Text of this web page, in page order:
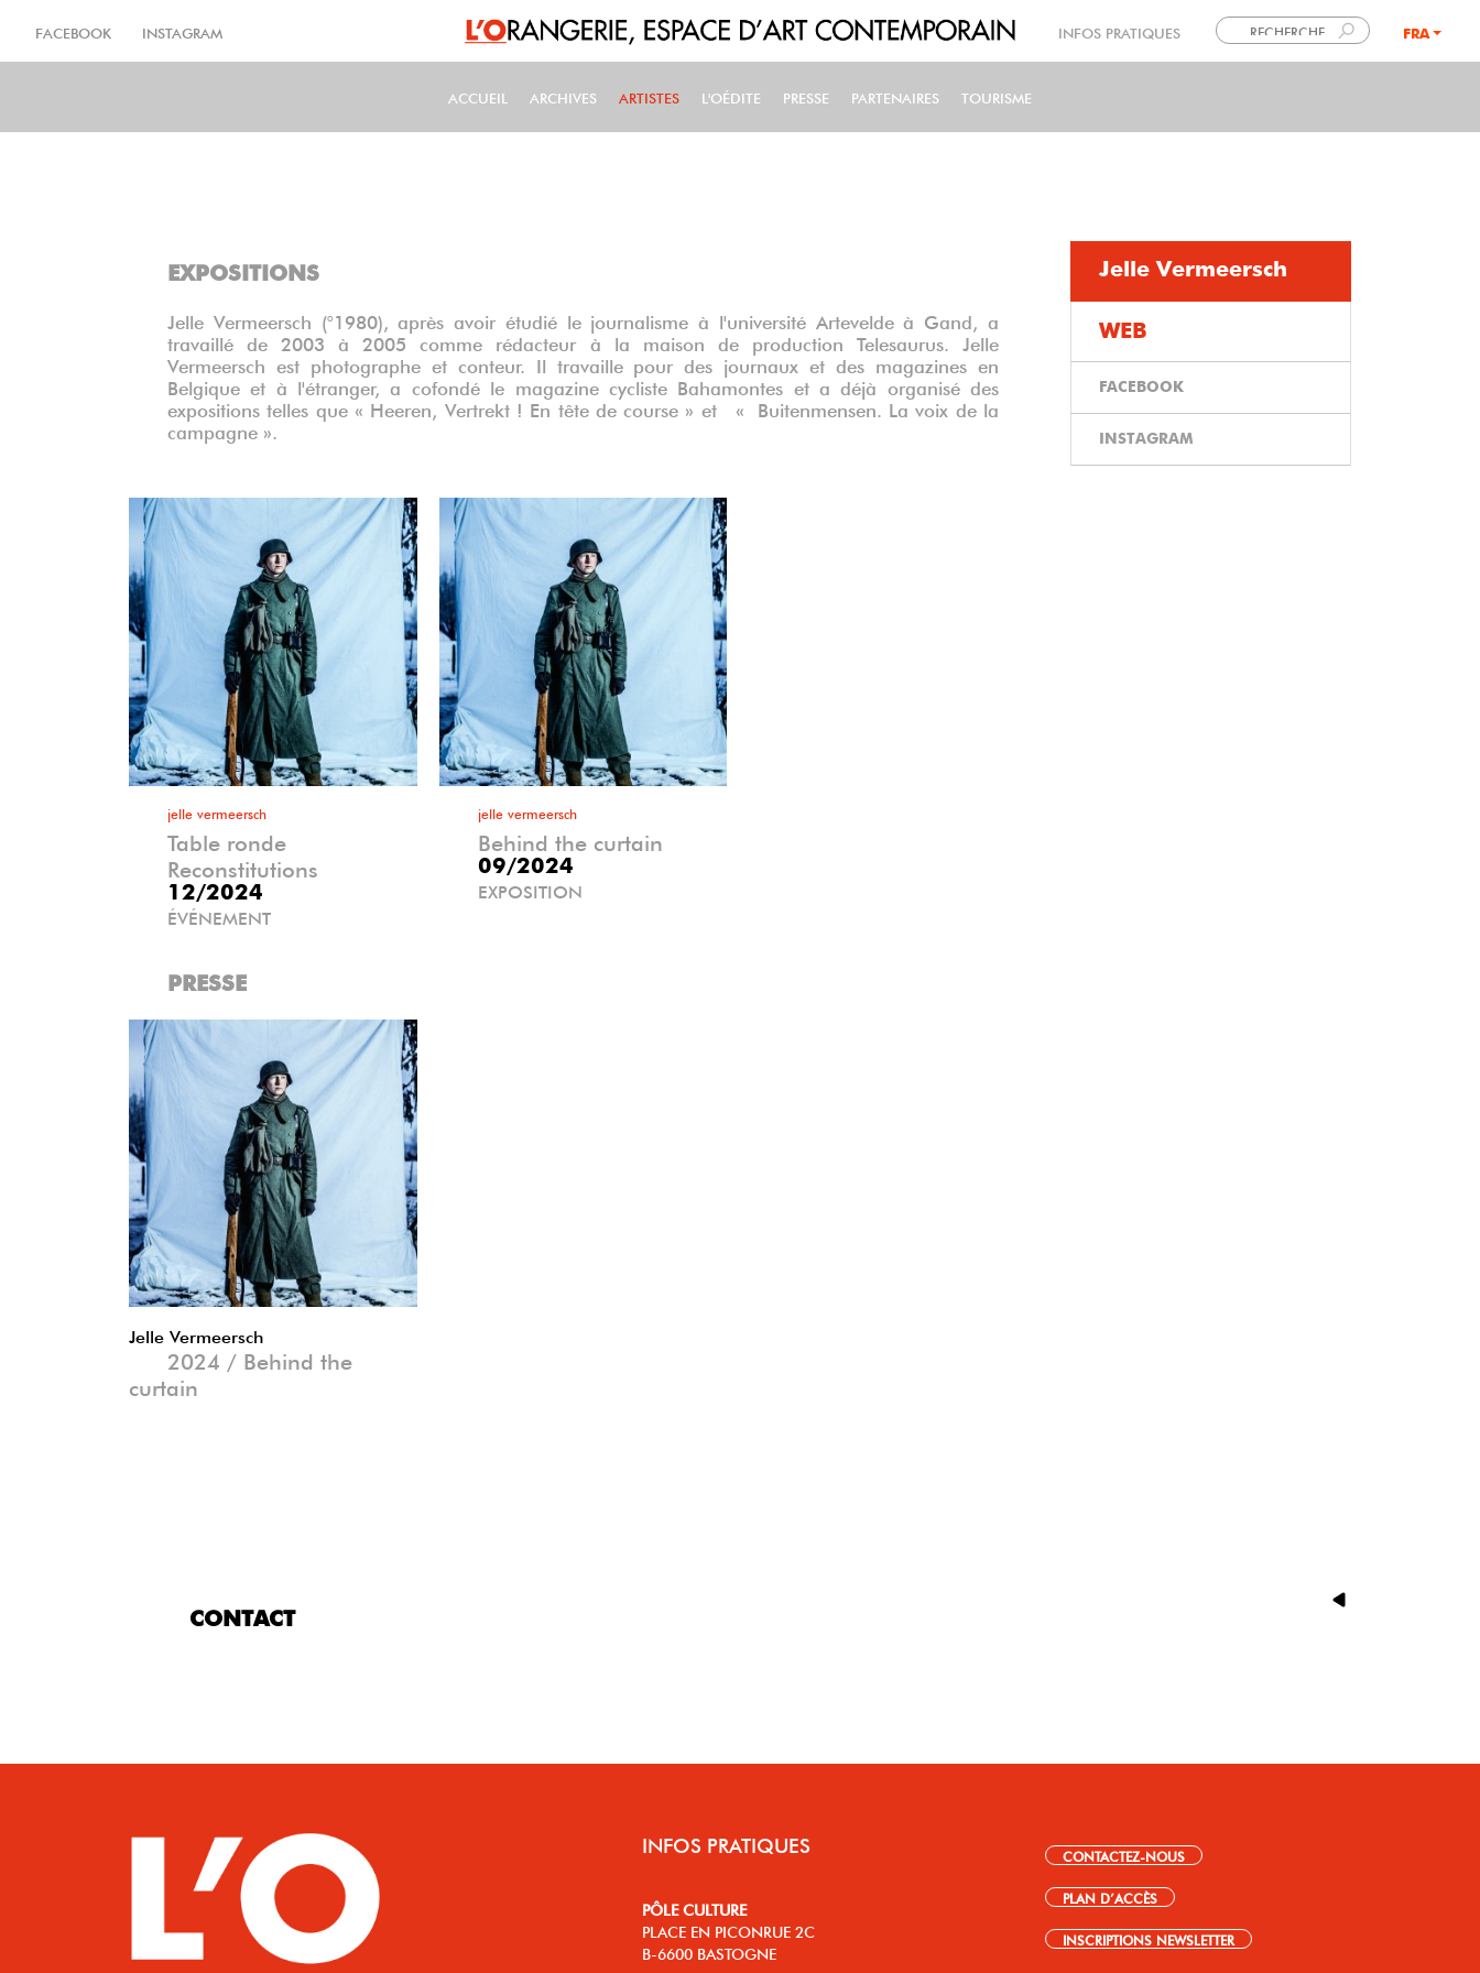
FACEBOOK INSTAGRAM INFOS PRATIQUES FRA
MAIN NAVIGATION
ACCUEIL ARCHIVES ARTISTES L'OÉDITE PRESSE PARTENAIRES TOURISME
EXPOSITIONS
Jelle Vermeersch (°1980), après avoir étudié le journalisme à l'université Artevelde à Gand, a
travaillé de 2003 à 2005 comme rédacteur à la maison de production Telesaurus. Jelle
Vermeersch est photographe et conteur. Il travaille pour des journaux et des magazines en
Belgique et à l'étranger, a cofondé le magazine cycliste Bahamontes et a déjà organisé des
expositions telles que « Heeren, Vertrekt ! En tête de course » et « Buitenmensen. La voix de la
campagne ».
jelle vermeersch
Table ronde
Reconstitutions
12/2024
ÉVÉNEMENT
jelle vermeersch
Behind the curtain
09/2024
EXPOSITION
PRESSE
Jelle Vermeersch
2024 / Behind the
curtain
Jelle Vermeersch
WEB
FACEBOOK
INSTAGRAM
CONTACT
INFOS PRATIQUES
PÔLE CULTURE
PLACE EN PICONRUE 2C
B-6600 BASTOGNE
CONTACTEZ-NOUS
PLAN D’ACCÈS
INSCRIPTIONS NEWSLETTER